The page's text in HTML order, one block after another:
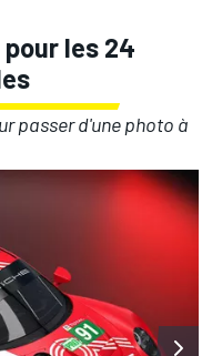
les 24
passer d'une photo à